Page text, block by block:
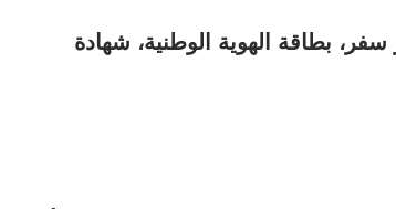
بطاقة الهوية الوطنية، شهادة